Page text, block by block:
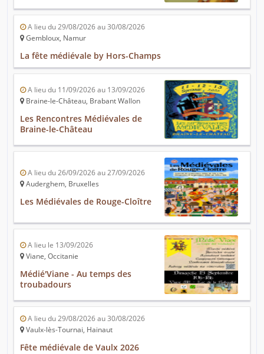
A lieu du 29/08/2026 au 30/08/2026
Gembloux, Namur
La fête médiévale by Hors-Champs
A lieu du 11/09/2026 au 13/09/2026
Braine-le-Château, Brabant Wallon
Les Rencontres Médiévales de
Braine-le-Château
A lieu du 26/09/2026 au 27/09/2026
Auderghem, Bruxelles
Les Médiévales de Rouge-Cloître
A lieu le 13/09/2026
Viane, Occitanie
Médié'Viane - Au temps des
troubadours
A lieu du 29/08/2026 au 30/08/2026
Vaulx-lès-Tournai, Hainaut
Fête médiévale de Vaulx 2026